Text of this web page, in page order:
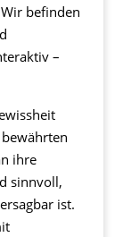
befinden
–
ihre
sinnvoll,
ist.